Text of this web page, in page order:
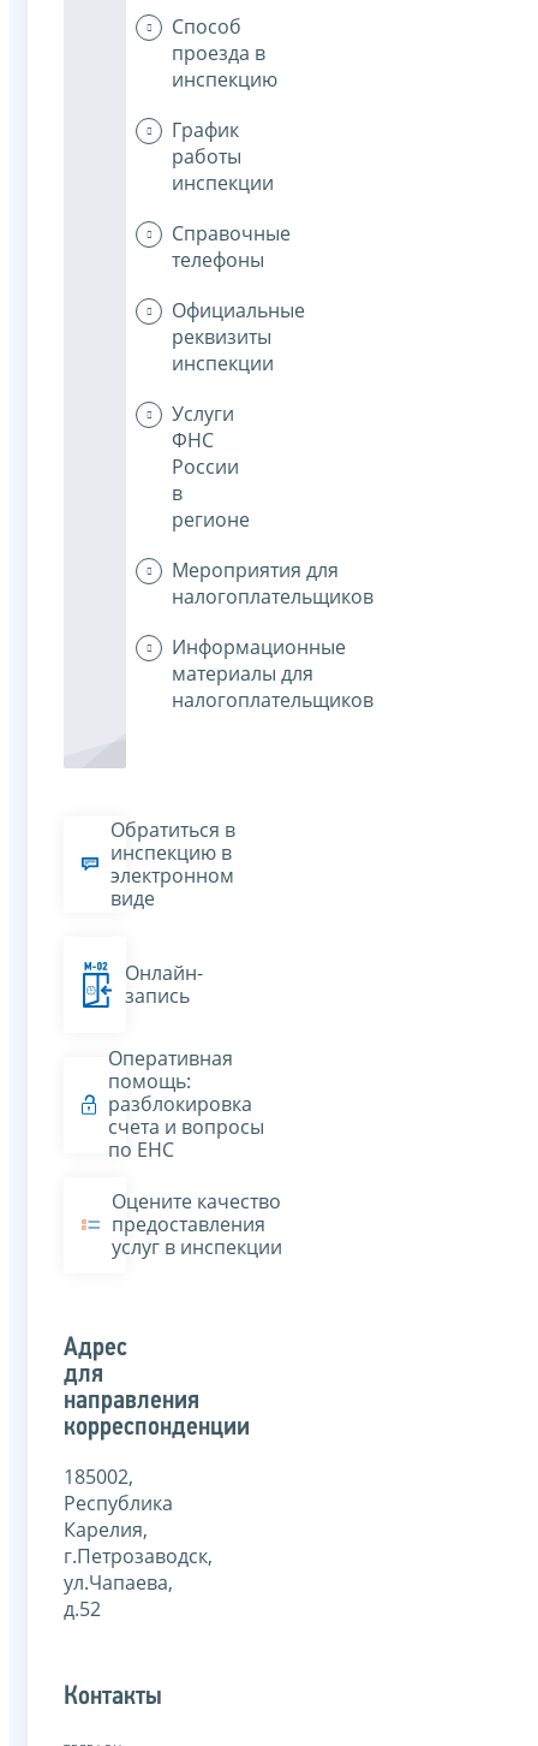
Способ
проезда в
инспекцию
График
работы
инспекции
Справочные
телефоны
Официальные
реквизиты
инспекции
Услуги
ФНС
России
в
регионе
Мероприятия для
налогоплательщиков
Информационные
материалы для
налогоплательщиков
Обратиться в
инспекцию в
электронном
виде
Онлайн-
запись
Оперативная
помощь:
разблокировка
счета и вопросы
по ЕНС
Оцените качество
предоставления
услуг в инспекции
Адрес
для
направления
корреспонденции
185002,
Республика
Карелия,
г.Петрозаводск,
ул.Чапаева,
д.52
Контакты